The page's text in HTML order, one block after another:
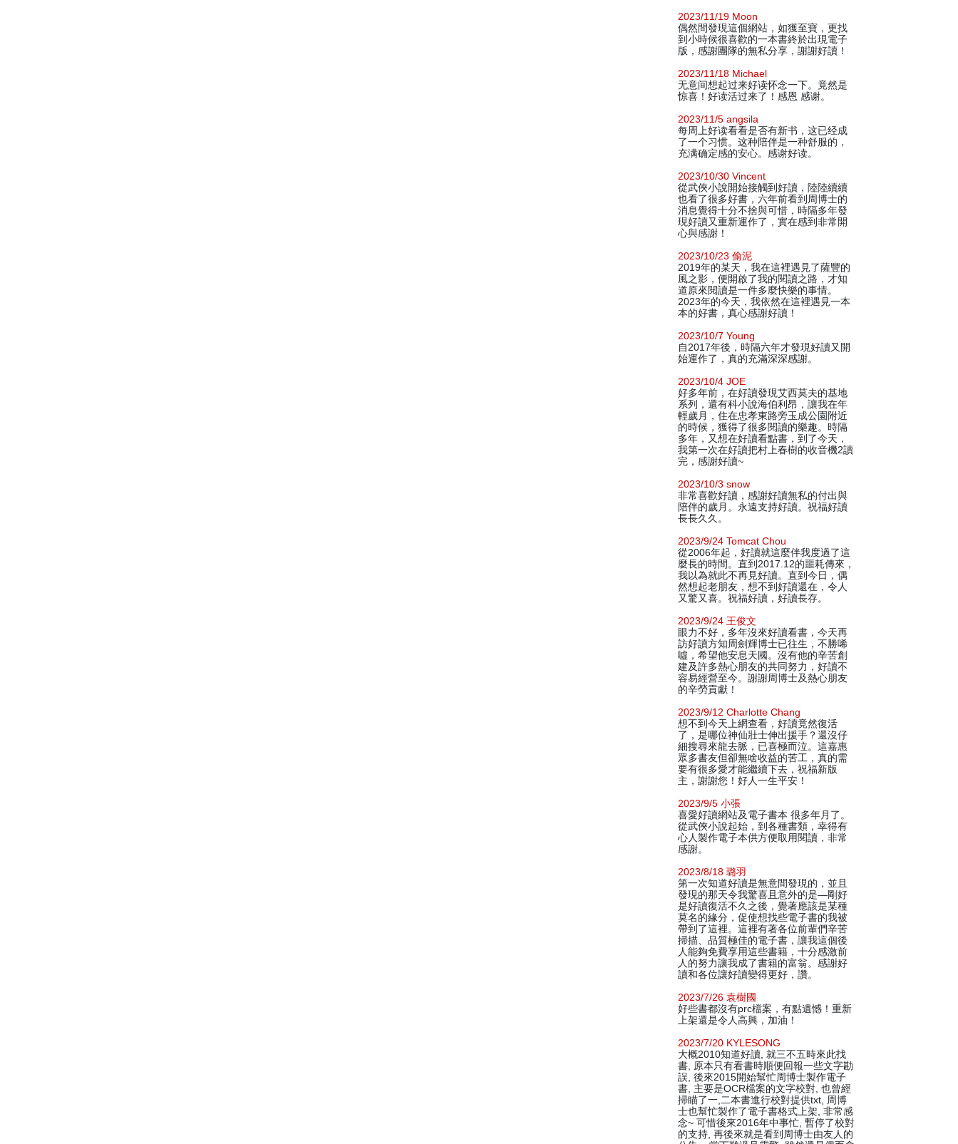
2023/11/19 Moon
偶然間發現這個網站，如獲至寶，更找
到小時候很喜歡的一本書終於出現電子
版，感謝團隊的無私分享，謝謝好讀！
2023/11/18 Michael
无意间想起过来好读怀念一下。竟然是
惊喜！好读活过来了！感恩 感谢。
2023/11/5 angsila
每周上好读看看是否有新书，这已经成
了一个习惯。这种陪伴是一种舒服的，
充满确定感的安心。感谢好读。
2023/10/30 Vincent
從武俠小說開始接觸到好讀，陸陸續續
也看了很多好書，六年前看到周博士的
消息覺得十分不捨與可惜，時隔多年發
現好讀又重新運作了，實在感到非常開
心與感謝！
2023/10/23 偷泥
2019年的某天，我在這裡遇見了薩豐的
風之影，便開啟了我的閱讀之路，才知
道原來閱讀是一件多麼快樂的事情。
2023年的今天，我依然在這裡遇見一本
本的好書，真心感謝好讀！
2023/10/7 Young
自2017年後，時隔六年才發現好讀又開
始運作了，真的充滿深深感謝。
2023/10/4 JOE
好多年前，在好讀發現艾西莫夫的基地
系列，還有科小說海伯利昂，讓我在年
輕歲月，住在忠孝東路旁玉成公園附近
的時候，獲得了很多閱讀的樂趣。時隔
多年，又想在好讀看點書，到了今天，
我第一次在好讀把村上春樹的收音機2讀
完，感謝好讀~
2023/10/3 snow
非常喜歡好讀，感謝好讀無私的付出與
陪伴的歲月。永遠支持好讀。祝福好讀
長長久久。
2023/9/24 Tomcat Chou
從2006年起，好讀就這麼伴我度過了這
麼長的時間。直到2017.12的噩耗傳來，
我以為就此不再見好讀。直到今日，偶
然想起老朋友，想不到好讀還在，令人
又驚又喜。祝福好讀，好讀長存。
2023/9/24 王俊文
眼力不好，多年沒來好讀看書，今天再
訪好讀方知周劍輝博士已往生，不勝唏
噓，希望他安息天國。沒有他的辛苦創
建及許多熱心朋友的共同努力，好讀不
容易經營至今。謝謝周博士及熱心朋友
的辛勞貢獻！
2023/9/12 Charlotte Chang
想不到今天上網查看，好讀竟然復活
了，是哪位神仙壯士伸出援手？還沒仔
細搜尋來龍去脈，已喜極而泣。這嘉惠
眾多書友但卻無啥收益的苦工，真的需
要有很多愛才能繼續下去，祝福新版
主，謝謝您！好人一生平安！
2023/9/5 小張
喜愛好讀網站及電子書本 很多年月了。
從武俠小說起始，到各種書類，幸得有
心人製作電子本供方便取用閱讀，非常
感謝。
2023/8/18 璐羽
第一次知道好讀是無意間發現的，並且
發現的那天令我驚喜且意外的是—剛好
是好讀復活不久之後，覺著應該是某種
莫名的緣分，促使想找些電子書的我被
帶到了這裡。這裡有著各位前輩們辛苦
掃描、品質極佳的電子書，讓我這個後
人能夠免費享用這些書籍，十分感激前
人的努力讓我成了書籍的富翁。感謝好
讀和各位讓好讀變得更好，讚。
2023/7/26 袁樹國
好些書都沒有prc檔案，有點遺憾！重新
上架還是令人高興，加油！
2023/7/20 KYLESONG
大概2010知道好讀, 就三不五時來此找
書, 原本只有看書時順便回報一些文字勘
誤, 後來2015開始幫忙周博士製作電子
書, 主要是OCR檔案的文字校對, 也曾經
掃瞄了一,二本書進行校對提供txt, 周博
士也幫忙製作了電子書格式上架, 非常感
念~ 可惜後來2016年中事忙, 暫停了校對
的支持, 再後來就是看到周博士由友人的